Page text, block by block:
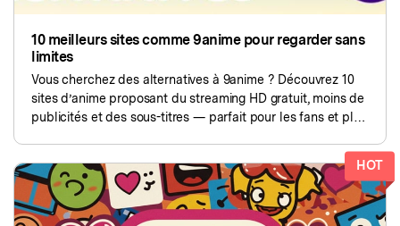
Essai Gratuit
10 meilleurs sites comme 9anime pour regarder sans
limites
Vous cherchez des alternatives à 9anime ? Découvrez 10
sites d’anime proposant du streaming HD gratuit, moins de
publicités et des sous-titres — parfait pour les fans et plus
HOT